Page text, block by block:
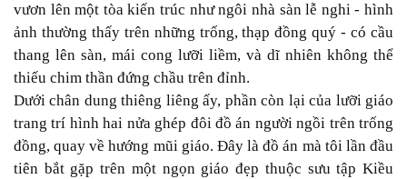
vươn lên một tòa kiến trúc như ngôi nhà sàn lễ nghi - hình
ảnh thường thấy trên những trống, thạp đồng quý - có cầu
thang lên sàn, mái cong lưỡi liềm, và dĩ nhiên không thể
thiếu chim thần đứng chầu trên đỉnh.
Dưới chân dung thiêng liêng ấy, phần còn lại của lưỡi giáo
trang trí hình hai nửa ghép đôi đồ án người ngồi trên trống
đồng, quay về hướng mũi giáo. Đây là đồ án mà tôi lần đầu
tiên bắt gặp trên một ngọn giáo đẹp thuộc sưu tập Kiều